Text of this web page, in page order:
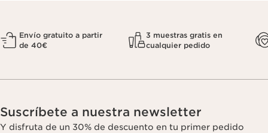
Envío gratuito a partir
de 40€
3 muestras gratis en
cualquier pedido
Suscríbete a nuestra newsletter
Y disfruta de un 30% de descuento en tu primer pedido